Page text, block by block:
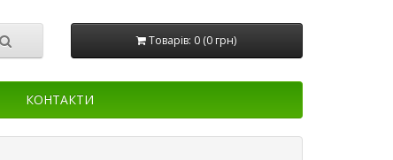
Товарів: 0 (0 грн)
КОНТАКТИ